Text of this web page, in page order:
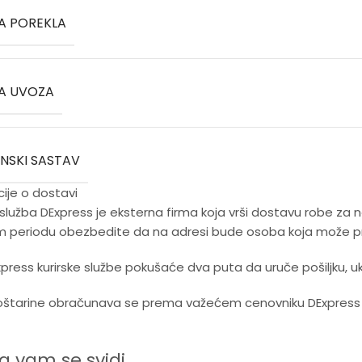
POREKLA
UVOZA
SASTAV
o dostavi
DExpress je eksterna firma koja vrši dostavu robe
periodu obezbedite da na adresi bude osoba koja može
kurirske službe pokušaće dva puta da uruče pošiljku,
obračunava se prema važećem cenovniku DExpress